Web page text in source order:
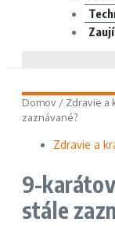
Domov / Zdravie a
zaznávané?
Zdravie a
9-
stále